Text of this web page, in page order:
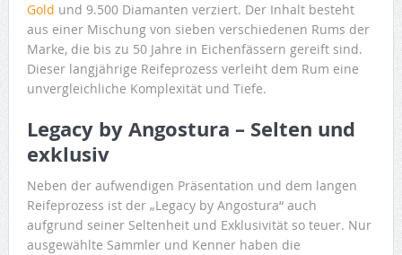
Gold und 9.500 Diamanten verziert. Der Inhalt besteht
aus einer Mischung von sieben verschiedenen Rums der
Marke, die bis zu 50 Jahre in Eichenfässern gereift sind.
Dieser langjährige Reifeprozess verleiht dem Rum eine
unvergleichliche Komplexität und Tiefe.
Legacy by Angostura – Selten und
exklusiv
Neben der aufwendigen Präsentation und dem langen
Reifeprozess ist der „Legacy by Angostura“ auch
aufgrund seiner Seltenheit und Exklusivität so teuer. Nur
ausgewählte Sammler und Kenner haben die